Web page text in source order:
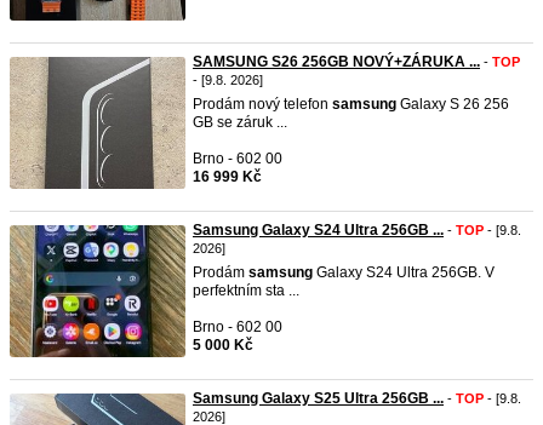
SAMSUNG S26 256GB NOVÝ+ZÁRUKA ... - TOP
- [9.8. 2026]
Prodám nový telefon samsung Galaxy S 26 256
GB se záruk ...
Brno - 602 00
16 999 Kč
Samsung Galaxy S24 Ultra 256GB ... - TOP - [9.8.
2026]
Prodám samsung Galaxy S24 Ultra 256GB. V
perfektním sta ...
Brno - 602 00
5 000 Kč
Samsung Galaxy S25 Ultra 256GB ... - TOP - [9.8.
2026]